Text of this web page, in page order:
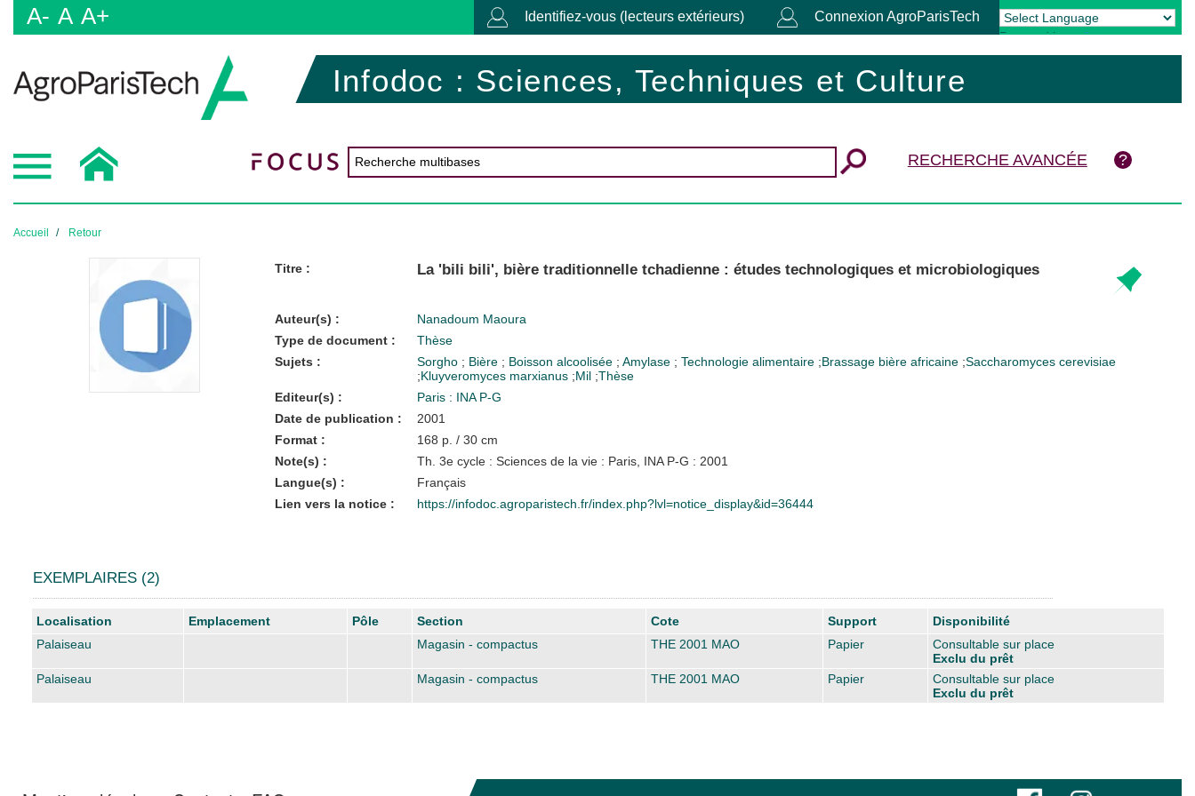
A- A A+ Identifiez-vous (lecteurs extérieurs) Connexion AgroParisTech
Powered by Translate
Infodoc : Sciences, Techniques et Culture
RECHERCHE AVANCÉE
Accueil Retour
Titre : La 'bili bili', bière traditionnelle tchadienne : études technologiques et microbiologiques
Auteur(s) :
Nanadoum Maoura
Type de document :
Thèse
Sujets :
Sorgho ; Bière ; Boisson alcoolisée ; Amylase ; Technologie alimentaire ;Brassage bière africaine ;Saccharomyces cerevisiae
;Kluyveromyces marxianus ;Mil ;Thèse
Editeur(s) :
Paris : INA P-G
Date de publication :
2001
Format :
168 p. / 30 cm
Note(s) :
Th. 3e cycle : Sciences de la vie : Paris, INA P-G : 2001
Langue(s) :
Français
Lien vers la notice :
https://infodoc.agroparistech.fr/index.php?lvl=notice_display&id=36444
EXEMPLAIRES (2)
Liste des exemplaires
Localisation Emplacement Pôle Section Cote Support
Disponibilité
Palaiseau
Magasin - compactus THE 2001 MAO Papier
Consultable sur place
Exclu du prêt
Palaiseau
Magasin - compactus THE 2001 MAO Papier
Consultable sur place
Exclu du prêt